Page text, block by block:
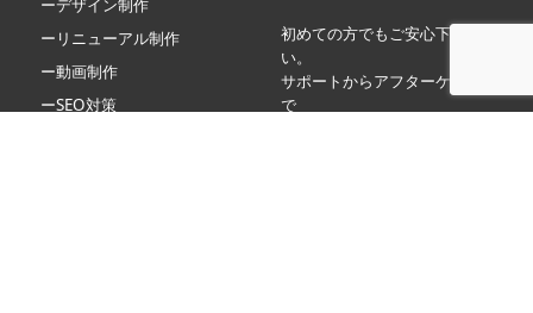
ーデザイン制作
ーリニューアル制作
ー動画制作
ーSEO対策
初めての方でもご安心下さ
い。
サポートからアフターケアま
で